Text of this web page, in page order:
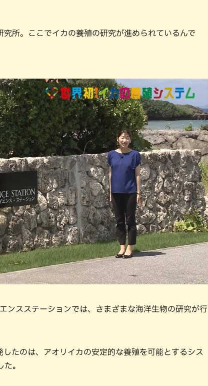
所。ここでイカの養殖の研究が進められているんで
ンスステーションでは、さまざまな海洋生物の研究が行
たのは、アオリイカの安定的な養殖を可能とするシス
。